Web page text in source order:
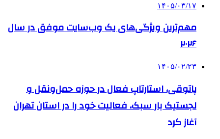
۱۴۰۵/۰۳/۱۷
مهم‌ترین ویژگی‌های یک وب‌سایت موفق در سال
۲۰۲۶
۱۴۰۵/۰۲/۲۳
پاتوقی، استارتاپ فعال در حوزه حمل‌ونقل و
لجستیک بار سبک، فعالیت خود را در استان تهران
آغاز کرد